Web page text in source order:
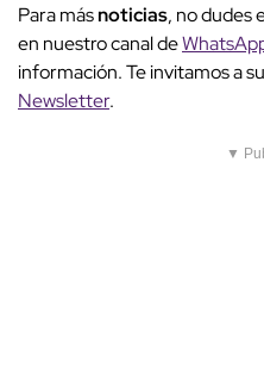
Para másnoticias, no dudes
en nuestro canal de
información. Te invitamos a
Newsletter.
▼